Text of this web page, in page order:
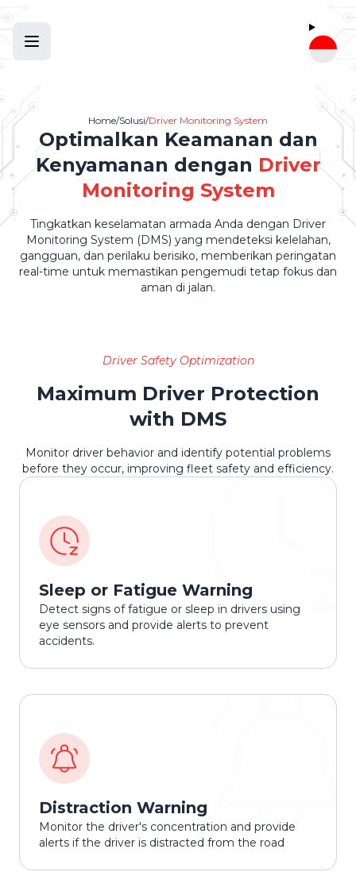
Home/Solusi/Driver Monitoring System
Optimalkan Keamanan dan
Kenyamanan dengan Driver
Monitoring System
Tingkatkan keselamatan armada Anda dengan Driver
Monitoring System (DMS) yang mendeteksi kelelahan,
gangguan, dan perilaku berisiko, memberikan peringatan
real-time untuk memastikan pengemudi tetap fokus dan
aman di jalan.
Driver Safety Optimization
Maximum Driver Protection
with DMS
Monitor driver behavior and identify potential problems
before they occur, improving fleet safety and efficiency.
Sleep or Fatigue Warning
Detect signs of fatigue or sleep in drivers using
eye sensors and provide alerts to prevent
accidents.
Distraction Warning
Monitor the driver's concentration and provide
alerts if the driver is distracted from the road